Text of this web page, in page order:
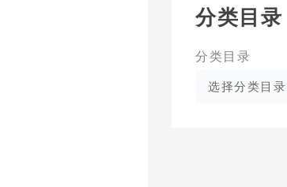
分类目录
分类目录